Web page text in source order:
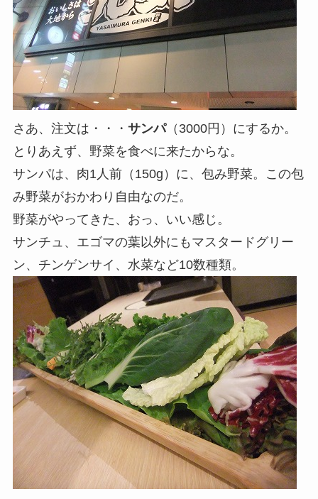
さあ、注文は・・・ サンパ（3000円）にするか。
とりあえず、野菜を食べに来たからな。
サンパは、肉1人前（150g）に、包み野菜。この包
み野菜がおかわり自由なのだ。
野菜がやってきた、おっ、いい感じ。
サンチュ、エゴマの葉以外にもマスタードグリー
ン、チンゲンサイ、水菜など10数種類。